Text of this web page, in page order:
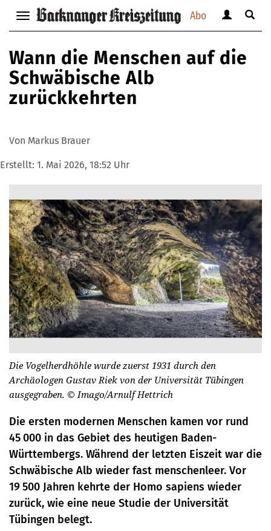
Abo
Navigation
anzeigen
verbergen
anzeigen
verbergen
Suche
Wann die Menschen auf die
Schwäbische Alb
zurückkehrten
Von Markus Brauer
Erstellt: 1. Mai 2026, 18:52 Uhr
Die Vogelherdhöhle wurde zuerst 1931 durch den
Archäologen Gustav Riek von der Universität Tübingen
ausgegraben. © Imago/Arnulf Hettrich
Die ersten modernen Menschen kamen vor rund
45 000 in das Gebiet des heutigen Baden-
Württembergs. Während der letzten Eiszeit war die
Schwäbische Alb wieder fast menschenleer. Vor
19 500 Jahren kehrte der Homo sapiens wieder
zurück, wie eine neue Studie der Universität
Tübingen belegt.